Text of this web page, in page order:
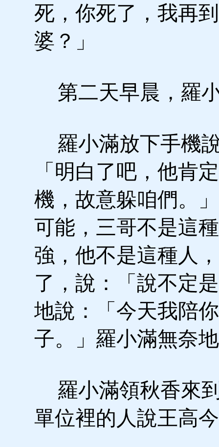
死，你死了，我再
婆？」
第二天早晨，羅
羅小滿放下手機
「明白了吧，他肯
機，故意躲咱們。
可能，三哥不是這
強，他不是這種人
了，說：「說不定
地說：「今天我陪
子。」羅小滿無奈
羅小滿領秋香來
單位裡的人說王高